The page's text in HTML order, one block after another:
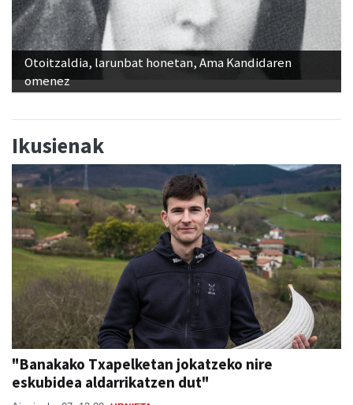
Otoitzaldia, larunbat honetan, Ama Kandidaren
omenez
Ikusienak
"Banakako Txapelketan jokatzeko nire
eskubidea aldarrikatzen dut"